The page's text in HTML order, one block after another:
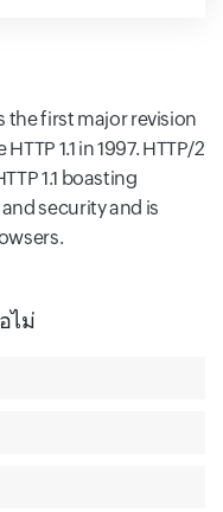
the first major revision
1.1 in 1997. HTTP/2
1.1 boasting
security and is
ไม่